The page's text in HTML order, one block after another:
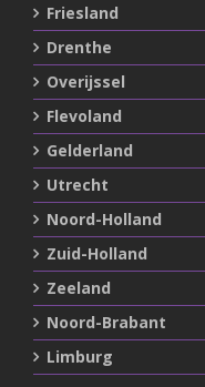
Friesland
Drenthe
Overijssel
Flevoland
Gelderland
Utrecht
Noord-Holland
Zuid-Holland
Zeeland
Noord-Brabant
Limburg